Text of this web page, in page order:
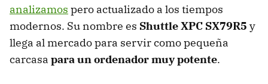
analizamos pero actualizado a los tiempos
modernos. Su nombre es ShuttleXPC SX79R5 y
llega al mercado para servir como pequeña
carcasa para un ordenador muy potente.